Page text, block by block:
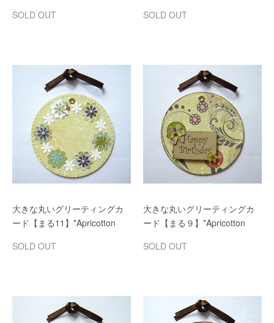
SOLD OUT
SOLD OUT
大きな丸いグリーティングカ
ード【まる11】*Apricotton
SOLD OUT
大きな丸いグリーティングカ
ード【まる９】*Apricotton
SOLD OUT